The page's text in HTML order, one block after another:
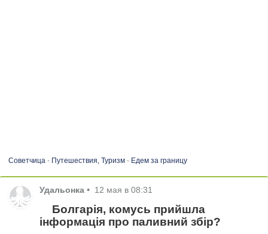
Советчица- Путешествия, Туризм- Едем за границу
Удальонка • 12 мая в 08:31
Болгарія, комусь прийшла
інформація про паливний збір?